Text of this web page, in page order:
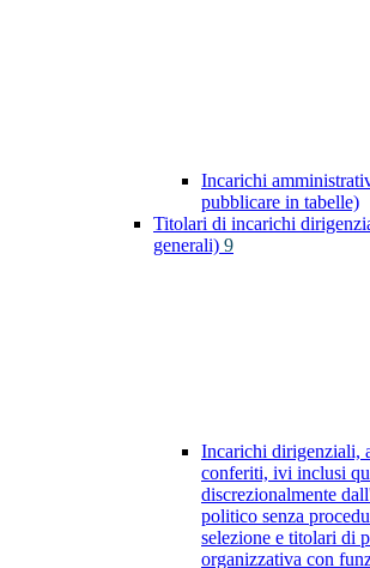
Incarichi
pubblicare in tabelle)
Titolari di incarichi
generali) 9
Incarichi dirigenziali,
conferiti, ivi inclusi
discrezionalmente
politico senza
selezione e titolari di
organizzativa con